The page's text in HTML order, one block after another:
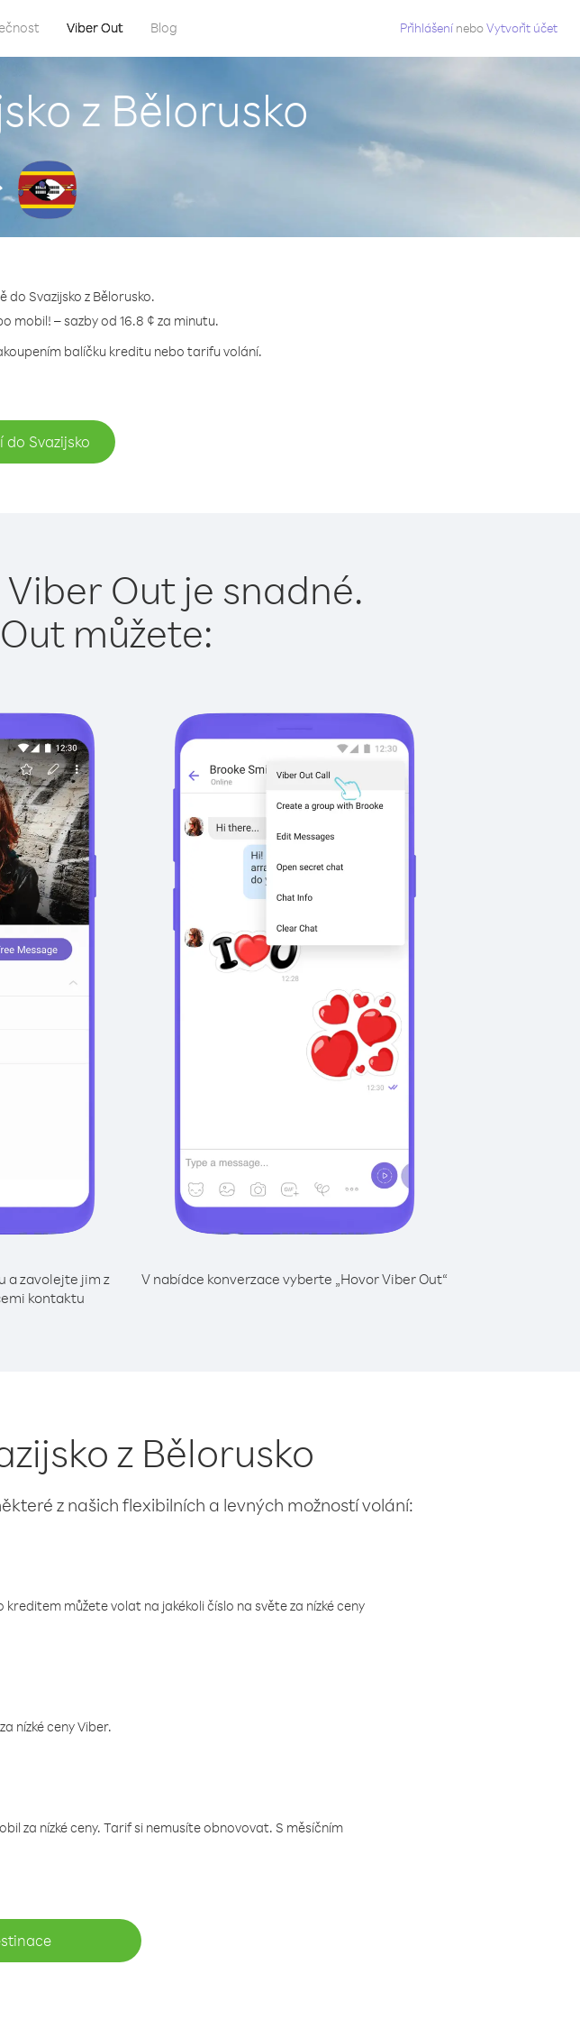
Viber Out Blog Přihlášení neboVytvořit účet
z Bělorusko
do Svazijsko z Bělorusko.
mobil! – sazby od 16.8 ¢ za minutu.
balíčku kreditu nebo tarifu volání.
do Svazijsko
Out je snadné.
můžete:
a zavolejte jim z
kontaktu
V nabídce konverzace vyberte „Hovor Viber Out“
z Bělorusko
z našich flexibilních a levných možností volání:
můžete volat na jakékoli číslo na světe za nízké ceny
nízké ceny Viber.
za nízké ceny. Tarif si nemusíte obnovovat. S měsíčním